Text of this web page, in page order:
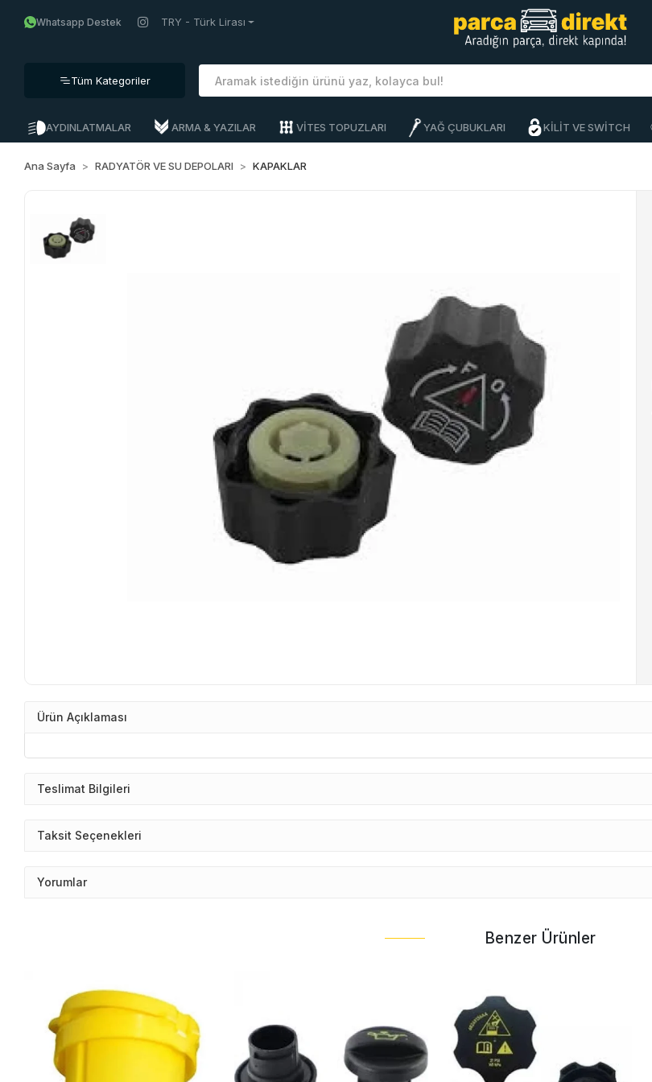
Whatsapp Destek TRY - Türk Lirası
Tüm Kategoriler
AYDINLATMALAR ARMA & YAZILAR VİTES TOPUZLARI YAĞ ÇUBUKLARI KİLİT VE SWİTCH
Ana Sayfa RADYATÖR VE SU DEPOLARI KAPAKLAR
Ürün Açıklaması
Teslimat Bilgileri
Taksit Seçenekleri
Yorumlar
Benzer Ürünler